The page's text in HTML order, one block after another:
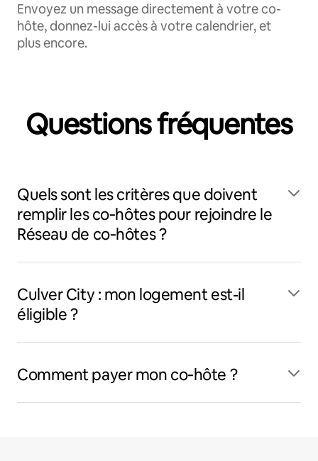
Envoyez un message directement à votre co-
hôte, donnez-lui accès à votre calendrier, et
plus encore.
Questions fréquentes
Quels sont les critères que doivent
remplir les co‑hôtes pour rejoindre le
Réseau de co‑hôtes ?
Culver City : mon logement est-il
éligible ?
Comment payer mon co‑hôte ?